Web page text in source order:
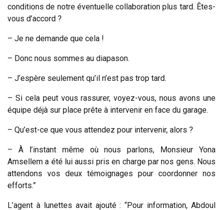
conditions de notre éventuelle collaboration plus tard. Êtes-
vous d’accord ?
– Je ne demande que cela !
– Donc nous sommes au diapason.
– J’espère seulement qu’il n’est pas trop tard.
– Si cela peut vous rassurer, voyez-vous, nous avons une
équipe déjà sur place prête à intervenir en face du garage.
– Qu’est-ce que vous attendez pour intervenir, alors ?
– À l’instant même où nous parlons, Monsieur Yona
Amsellem a été lui aussi pris en charge par nos gens. Nous
attendons vos deux témoignages pour coordonner nos
efforts.”
L’agent à lunettes avait ajouté : “Pour information, Abdoul